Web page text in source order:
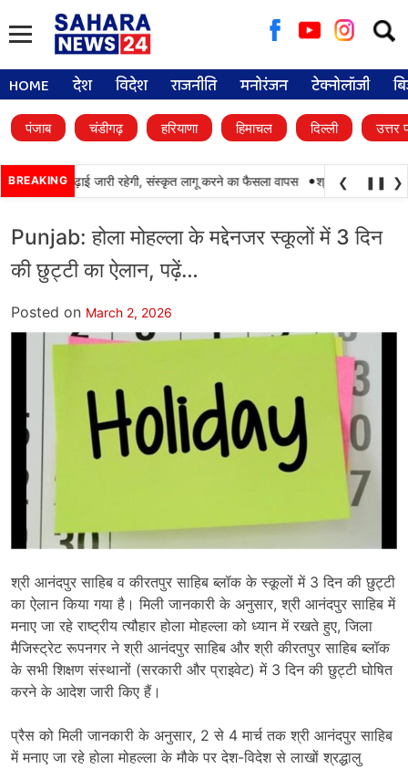
for:
HOME देश विदेश राजनीति मनोरंजन टेक्नोलॉजी
पंजाब चंडीगढ़ हरियाणा हिमाचल दिल्ली उत्तर
BREAKING
पंजाबी की पढ़ाई जारी रहेगी, संस्कृत लागू करने का फैसला वापस • श्री गुरु हरिकृष्ण
❮ ❚❚ ❯
Punjab: होला मोहल्ला के मद्देनजर स्कूलों में 3 दिन
की छुट्टी का ऐलान, पढ़ें…
Posted on March 2, 2026
श्री आनंदपुर साहिब व कीरतपुर साहिब ब्लॉक के स्कूलों में 3 दिन की छुट्टी
का ऐलान किया गया है। मिली जानकारी के अनुसार, श्री आनंदपुर साहिब में
मनाए जा रहे राष्ट्रीय त्यौहार होला मोहल्ला को ध्यान में रखते हुए, जिला
मैजिस्ट्रेट रूपनगर ने श्री आनंदपुर साहिब और श्री कीरतपुर साहिब ब्लॉक
के सभी शिक्षण संस्थानों (सरकारी और प्राइवेट) में 3 दिन की छुट्टी घोषित
करने के आदेश जारी किए हैं।
प्रैस को मिली जानकारी के अनुसार, 2 से 4 मार्च तक श्री आनंदपुर साहिब
में मनाए जा रहे होला मोहल्ला के मौके पर देश-विदेश से लाखों श्रद्धालु